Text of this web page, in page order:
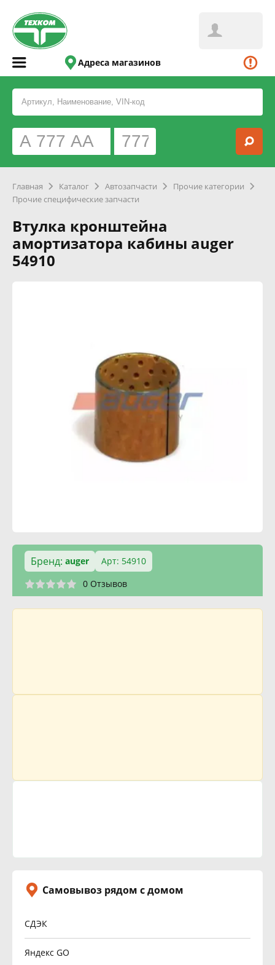
Адреса магазинов
Главная Каталог Автозапчасти
Прочие категории
Прочие специфические запчасти
Втулка кронштейна
амортизатора кабины auger
54910
Бренд: auger
Арт: 54910
0 Отзывов
Самовывоз рядом с домом
СДЭК
Яндекс GO